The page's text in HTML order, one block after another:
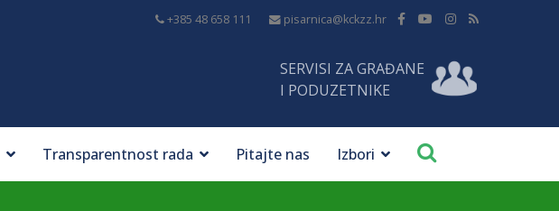
+385 48 658 111 pisarnica@kckzz.hr
SERVISI ZA GRAĐANE
I PODUZETNIKE
Transparentnost rada Pitajte nas Izbori